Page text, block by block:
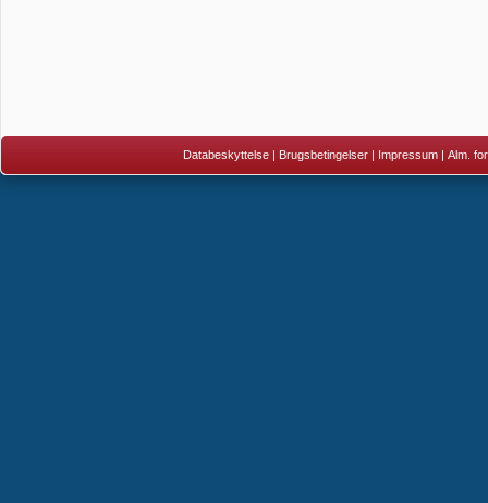
Databeskyttelse | Brugsbetingelser | Impressum | Alm.